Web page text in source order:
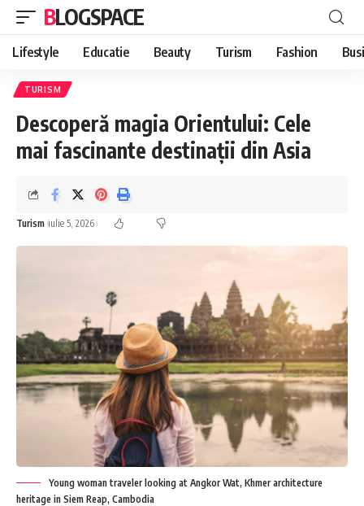
BLOGSPACE
Lifestyle Educatie Beauty Turism Fashion
TURISM
Descoperă magia Orientului: Cele
mai fascinante destinații din Asia
Turism iulie 5, 2026
Young woman traveler looking at Angkor Wat, Khmer architecture
heritage in Siem Reap, Cambodia